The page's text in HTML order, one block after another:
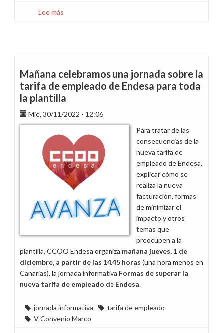
Lee más
presentación
de
la
jornada
informativa
tarifa
de
empleados
Mañana celebramos una jornada sobre la
tarifa de empleado de Endesa para toda
la plantilla
Mié, 30/11/2022 - 12:06
Para tratar de las
consecuencias de la
nueva tarifa de
empleado de Endesa,
explicar cómo se
realiza la nueva
facturación, formas
de minimizar el
impacto y otros
temas que
preocupen a la
plantilla, CCOO Endesa organiza mañana jueves, 1 de
diciembre, a partir de las 14.45 horas (una hora menos en
Canarias), la jornada informativa Formas de superar la
nueva tarifa de empleado de Endesa.
jornada informativa
tarifa de empleado
V Convenio Marco